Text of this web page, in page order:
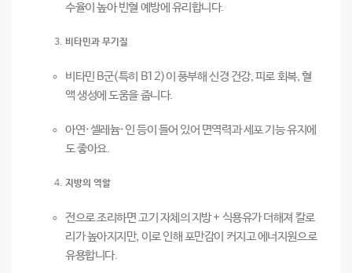
수율이 높아 빈혈 예방에 유리합니다.
비타민과 무기질
비타민 B군(특히 B12)이 풍부해 신경 건강, 피로 회복, 혈
액 생성에 도움을 줍니다.
아연·셀레늄·인 등이 들어 있어 면역력과 세포 기능 유지에
도 좋아요.
지방의 역할
전으로 조리하면 고기 자체의 지방 + 식용유가 더해져 칼로
리가 높아지지만, 이로 인해 포만감이 커지고 에너지원으로
유용합니다.